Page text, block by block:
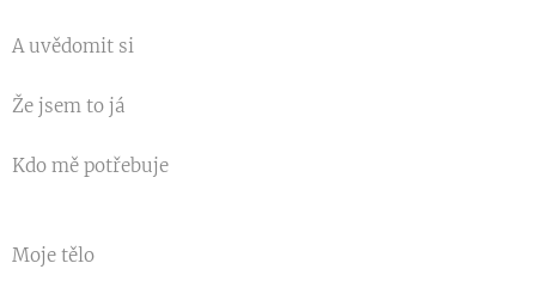
A uvědomit si
Že jsem to já
Kdo mě potřebuje
Moje tělo